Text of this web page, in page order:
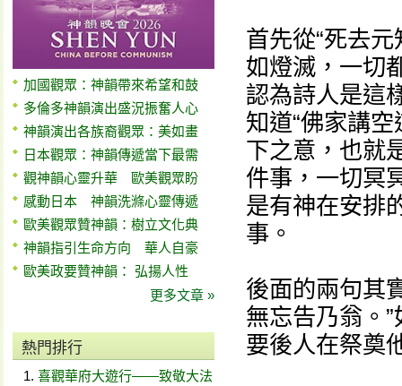
加國觀眾：神韻帶來希望和鼓
多倫多神韻演出盛況振奮人心
神韻演出各族裔觀眾：美如畫
日本觀眾：神韻傳遞當下最需
觀神韻心靈升華 歐美觀眾盼
感動日本 神韻洗滌心靈傳遞
歐美觀眾贊神韻：樹立文化典
神韻指引生命方向 華人自豪
歐美政要贊神韻： 弘揚人性
更多文章 »
熱門排行
喜觀華府大遊行——致敬大法
首先從“死去
如燈滅，一切
認為詩人是這
知道“佛家講
下之意，也就
件事，一切冥
是有神在安排
事。
後面的兩句其
無忘告乃翁。
要後人在祭奠